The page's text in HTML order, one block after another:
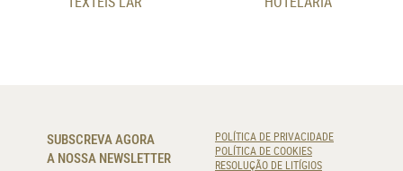
SUBSCREVA AGORA
A NOSSA NEWSLETTER
POLÍTICA DE PRIVACIDADE
POLÍTICA DE COOKIES
RESOLUÇÃO DE LITÍGIOS